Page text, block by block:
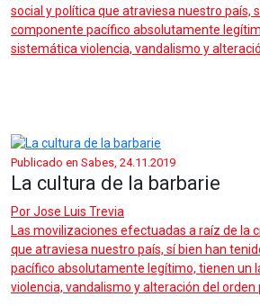
social y política que atraviesa nuestro país,
componente pacífico absolutamente
sistemática violencia, vandalismo y
Publicado en Sabes, 24.11.2019
La cultura de la barbarie
PorJose Luis Trevia
Las movilizaciones efectuadas a raíz de la
que atraviesa nuestro país, sí bien han
pacífico absolutamente legítimo, tienen un
violencia, vandalismo y alteración del orden